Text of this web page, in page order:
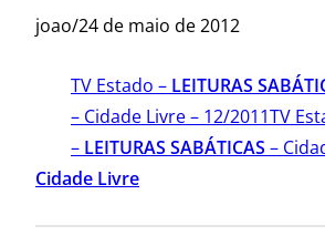
joao/24 de maio de 2012
TV Estado – LEITURAS
– Cidade Livre – 12/2011TV
– LEITURAS SABÁTICAS –
Cidade Livre